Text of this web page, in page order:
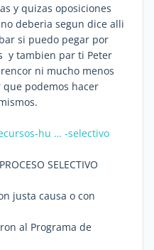
y quizas oposiciones
deberia segun dice alli
si puedo pegar por
y tambien par ti Peter
ni mucho menos
que podemos hacer
hu … -selectivo
SELECTIVO
justa causa o con
al Programa de